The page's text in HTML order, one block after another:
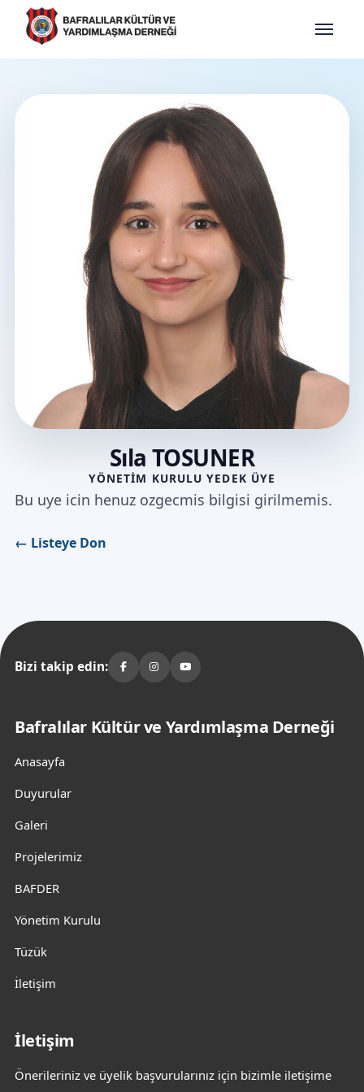
BAFDER
Tüzüğümüz
Yönetim Kurulu
YÖNETIM KURULU YEDEK ÜYE
Sıla TOSUNER
Bu uye icin henuz ozgecmis bilgisi girilmemis.
← Listeye Don
Bizi takip edin:
Bafralılar Kültür ve Yardımlaşma Derneği
Anasayfa
Duyurular
Galeri
Projelerimiz
BAFDER
Yönetim Kurulu
Tüzük
İletişim
İletişim
Önerileriniz ve üyelik başvurularınız için bizimle iletişime